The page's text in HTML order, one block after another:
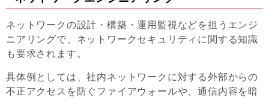
ネットワークの設計・構築・運用監視などを担うエンジ
ニアリングで、ネットワークセキュリティに関する知識
も要求されます。
具体例としては、社内ネットワークに対する外部からの
不正アクセスを防ぐファイアウォールや、通信内容を暗